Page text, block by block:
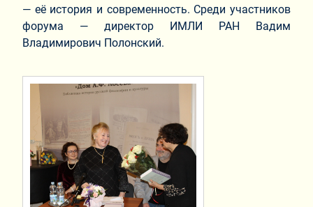
— её история и современность. Среди участников
форума — директор ИМЛИ РАН Вадим
Владимирович Полонский.